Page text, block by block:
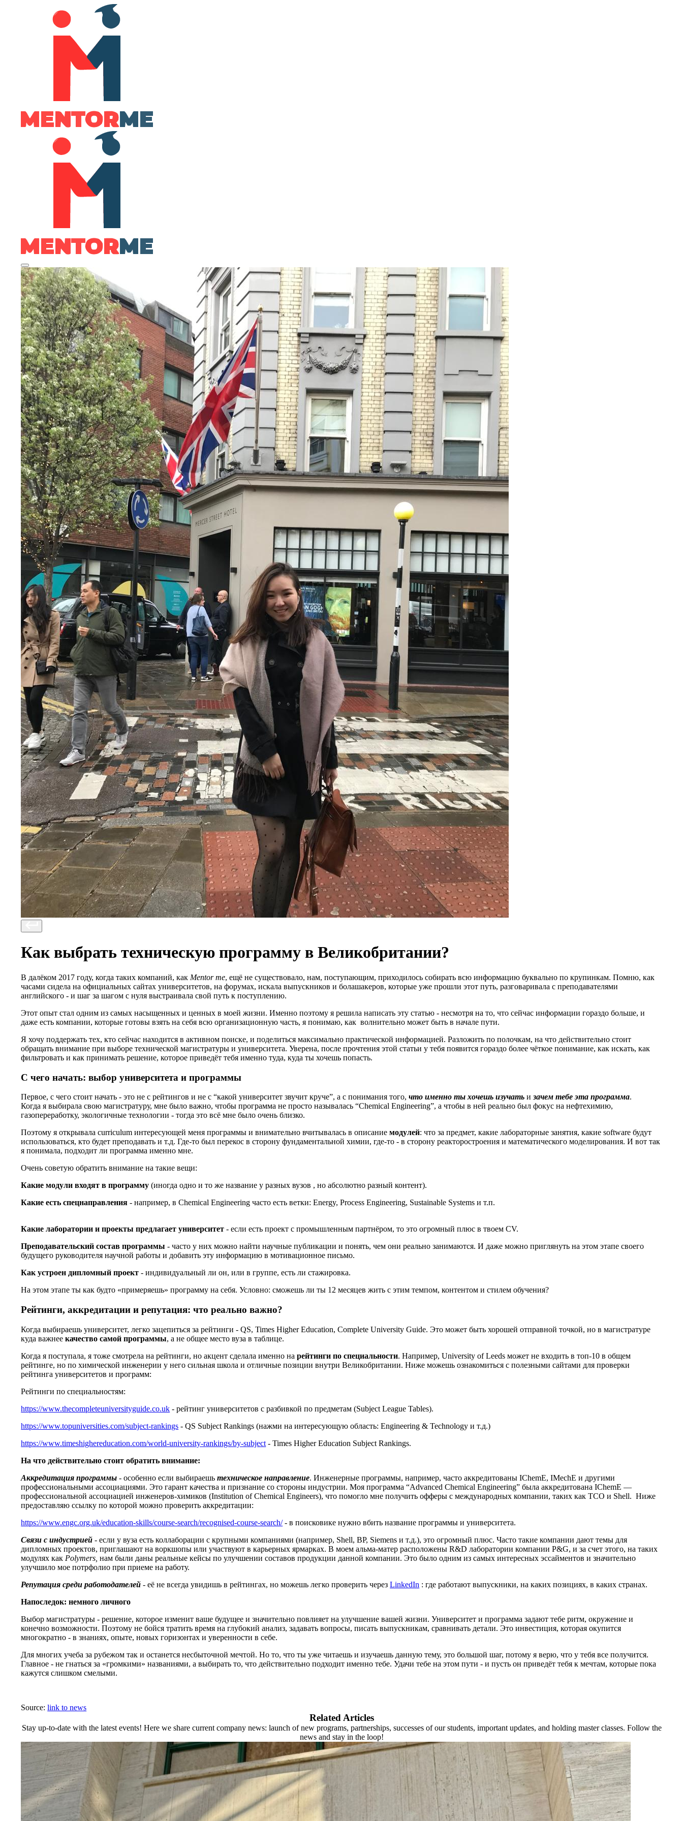
Как выбрать техническую программу в Великобритании?
В далёком 2017 году, когда таких компаний, как Mentor me, ещё не существовало, нам, поступающим, приходилось собирать всю информацию буквально по крупинкам. Помню, как
часами сидела на официальных сайтах университетов, на форумах, искала выпускников и болашакеров, которые уже прошли этот путь, разговаривала с преподавателями
английского - и шаг за шагом с нуля выстраивала свой путь к поступлению.
Этот опыт стал одним из самых насыщенных и ценных в моей жизни. Именно поэтому я решила написать эту статью - несмотря на то, что сейчас информации гораздо больше, и
даже есть компании, которые готовы взять на себя всю организационную часть, я понимаю, как волнительно может быть в начале пути.
Я хочу поддержать тех, кто сейчас находится в активном поиске, и поделиться максимально практической информацией. Разложить по полочкам, на что действительно стоит
обращать внимание при выборе технической магистратуры и университета. Уверена, после прочтения этой статьи у тебя появится гораздо более чёткое понимание, как искать, как
фильтровать и как принимать решение, которое приведёт тебя именно туда, куда ты хочешь попасть.
С чего начать: выбор университета и программы
Первое, с чего стоит начать - это не с рейтингов и не с “какой университет звучит круче”, а с понимания того,что именно ты хочешь изучать изачем тебе эта программа.
Когда я выбирала свою магистратуру, мне было важно, чтобы программа не просто называлась “Chemical Engineering”, а чтобы в ней реально был фокус на нефтехимию,
газопереработку, экологичные технологии - тогда это всё мне было очень близко.
Поэтому я открывала curriculum интересующей меня программы и внимательно вчитывалась в описаниемодулей: что за предмет, какие лабораторные занятия, какие software будут
использоваться, кто будет преподавать и т.д. Где-то был перекос в сторону фундаментальной химии, где-то - в сторону реакторостроения и математического моделирования. И вот так
я понимала, подходит ли программа именно мне.
Очень советую обратить внимание на такие вещи:
Какие модули входят в программу (иногда одно и то же название у разных вузов , но абсолютно разный контент).
Какие есть спецнаправления - например, в Chemical Engineering часто есть ветки: Energy, Process Engineering, Sustainable Systems и т.п.
Какие лаборатории и проекты предлагает университет - если есть проект с промышленным партнёром, то это огромный плюс в твоем CV.
Преподавательский состав программы - часто у них можно найти научные публикации и понять, чем они реально занимаются. И даже можно приглянуть на этом этапе своего
будущего руководителя научной работы и добавить эту информацию в мотивационное письмо.
Как устроен дипломный проект - индивидуальный ли он, или в группе, есть ли стажировка.
На этом этапе ты как будто «примеряешь» программу на себя. Условно: сможешь ли ты 12 месяцев жить с этим темпом, контентом и стилем обучения?
Рейтинги, аккредитации и репутация: что реально важно?
Когда выбираешь университет, легко зацепиться за рейтинги - QS, Times Higher Education, Complete University Guide. Это может быть хорошей отправной точкой, но в магистратуре
куда важнеекачество самой программы, а не общее место вуза в таблице.
Когда я поступала, я тоже смотрела на рейтинги, но акцент сделала именно нарейтинги по специальности. Например, University of Leeds может не входить в топ-10 в общем
рейтинге, но по химической инженерии у него сильная школа и отличные позиции внутри Великобритании. Ниже можешь ознакомиться с полезными сайтами для проверки
рейтинга университетов и программ:
Рейтинги по специальностям:
https://www.thecompleteuniversityguide.co.uk - рейтинг университетов с разбивкой по предметам (Subject League Tables).
https://www.topuniversities.com/subject-rankings - QS Subject Rankings (нажми на интересующую область: Engineering & Technology и т.д.)
https://www.timeshighereducation.com/world-university-rankings/by-subject - Times Higher Education Subject Rankings.
На что действительно стоит обратить внимание:
Аккредитация программы - особенно если выбираешьтехническое направление. Инженерные программы, например, часто аккредитованы IChemE, IMechE и другими
профессиональными ассоциациями. Это гарант качества и признание со стороны индустрии. Моя программа “Advanced Chemical Engineering” была аккредитована IChemE —
профессиональной ассоциацией инженеров-химиков (Institution of Chemical Engineers), что помогло мне получить офферы с международных компании, таких как TCO и Shell. Ниже
предоставляю ссылку по которой можно проверить аккредитации:
https://www.engc.org.uk/education-skills/course-search/recognised-course-search/- в поисковике нужно вбить название программы и университета.
Связи с индустрией - если у вуза есть коллаборации с крупными компаниями (например, Shell, BP, Siemens и т.д.), это огромный плюс. Часто такие компании дают темы для
дипломных проектов, приглашают на воркшопы или участвуют в карьерных ярмарках. В моем альма-матер расположены R&D лаборатории компании P&G, и за счет этого, на таких
модулях как Polymers,нам были даны реальные кейсы по улучшении составов продукции данной компании. Это было одним из самых интересных эссайментов и значительно
улучшило мое потрфолио при приеме на работу.
Репутация среди работодателей - её не всегда увидишь в рейтингах, но можешь легко проверить черезLinkedIn : где работают выпускники, на каких позициях, в каких странах.
Напоследок: немного личного
Выбор магистратуры - решение, которое изменит ваше будущее и значительно повлияет на улучшение вашей жизни. Университет и программа задают тебе ритм, окружение и
конечно возможности. Поэтому не бойся тратить время на глубокий анализ, задавать вопросы, писать выпускникам, сравнивать детали. Это инвестиция, которая окупится
многократно - в знаниях, опыте, новых горизонтах и уверенности в себе.
Для многих учеба за рубежом так и останется несбыточной мечтой. Но то, что ты уже читаешь и изучаешь данную тему, это большой шаг, потому я верю, что у тебя все получится.
Главное - не гнаться за «громкими» названиями, а выбирать то, что действительно подходит именно тебе. Удачи тебе на этом пути - и пусть он приведёт тебя к мечтам, которые пока
кажутся слишком смелыми.
Source:link to news
Related Articles
Stay up-to-date with the latest events! Here we share current company news: launch of new programs, partnerships, successes of our students, important updates, and holding master classes. Follow the
news and stay in the loop!